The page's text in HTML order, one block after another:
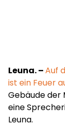
Leuna. –Auf
ist ein Feuer
Gebäude der
eine
Leuna.